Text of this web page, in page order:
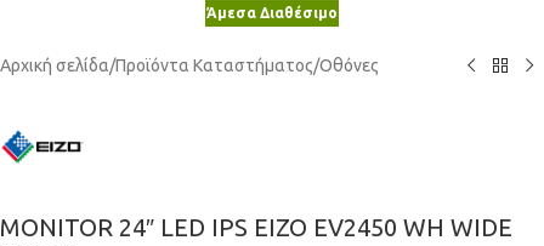
Άμεσα Διαθέσιμο
Αρχική σελίδα/Προϊόντα Καταστήματος/Οθόνες
MONITOR 24″ LED IPS EIZO EV2450 WH WIDE